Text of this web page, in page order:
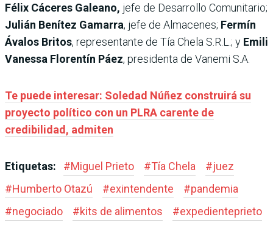
Félix Cáceres Galeano, jefe de Desarrollo Comunitario;
Julián Benítez Gamarra, jefe de Almacenes; Fermín
Ávalos Britos, representante de Tía Chela S.R.L.; y Emili
Vanessa Florentín Páez, presidenta de Vanemi S.A.
Te puede interesar: Soledad Núñez construirá su
proyecto político con un PLRA carente de
credibilidad, admiten
Etiquetas: #Miguel Prieto #Tía Chela #juez
#Humberto Otazú #exintendente #pandemia
#negociado #kits de alimentos #expedienteprieto